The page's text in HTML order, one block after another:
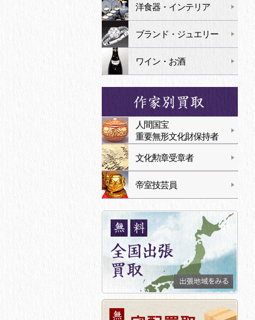
洋食器・インテリア
ブランド・ジュエリー
ワイン・お酒
人間国宝
重要無形文化財保持者
文化勲章受章者
帝室技芸員